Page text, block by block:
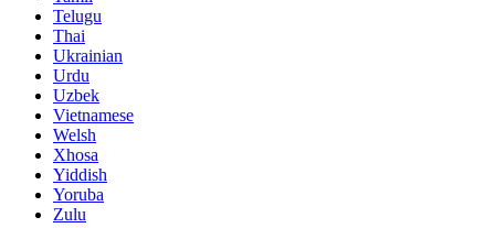
Telugu
Thai
Ukrainian
Urdu
Uzbek
Vietnamese
Welsh
Xhosa
Yiddish
Yoruba
Zulu